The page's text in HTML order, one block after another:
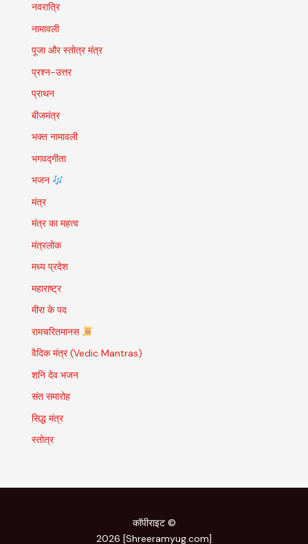
नवरात्रि
नामावली
पूजा और स्तोत्र मंत्र
प्रश्न-उत्तर
प्राथन
बीजमंत्र
भक्त नामावली
भगवद्गीता
भजन
मंत्र
मंत्र का महत्व
मंत्रलोक
मध्य प्रदेश
महाराष्ट्र
मीरा के पद
रामचरितमानस
वैदिक मंत्र (Vedic Mantras)
शनि देव भजन
संत समारोह
सिद्ध मंत्र
स्तोत्र
कॉपीराइट ©
2026 [Shreeramyug.com]